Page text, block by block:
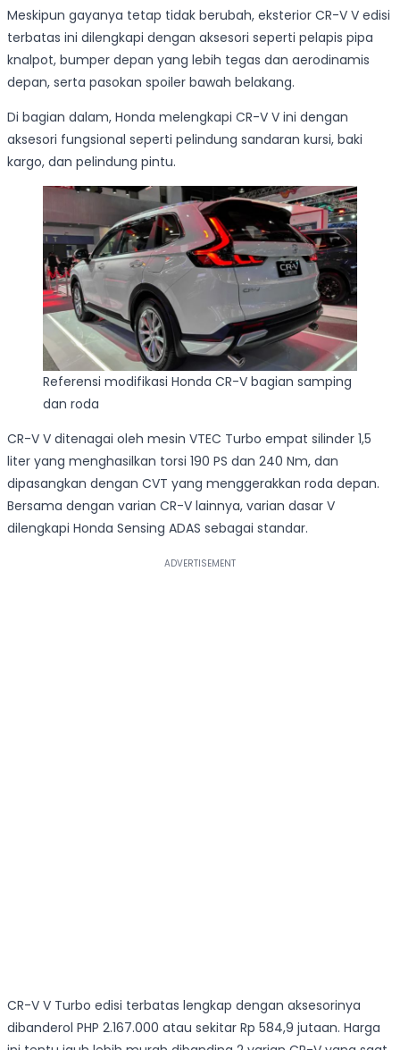
Meskipun gayanya tetap tidak berubah, eksterior CR-V V edisi
terbatas ini dilengkapi dengan aksesori seperti pelapis pipa
knalpot, bumper depan yang lebih tegas dan aerodinamis
depan, serta pasokan spoiler bawah belakang.
Di bagian dalam, Honda melengkapi CR-V V ini dengan
aksesori fungsional seperti pelindung sandaran kursi, baki
kargo, dan pelindung pintu.
Referensi modifikasi Honda CR-V bagian samping
dan roda
CR-V V ditenagai oleh mesin VTEC Turbo empat silinder 1,5
liter yang menghasilkan torsi 190 PS dan 240 Nm, dan
dipasangkan dengan CVT yang menggerakkan roda depan.
Bersama dengan varian CR-V lainnya, varian dasar V
dilengkapi Honda Sensing ADAS sebagai standar.
CR-V V Turbo edisi terbatas lengkap dengan aksesorinya
dibanderol PHP 2.167.000 atau sekitar Rp 584,9 jutaan. Harga